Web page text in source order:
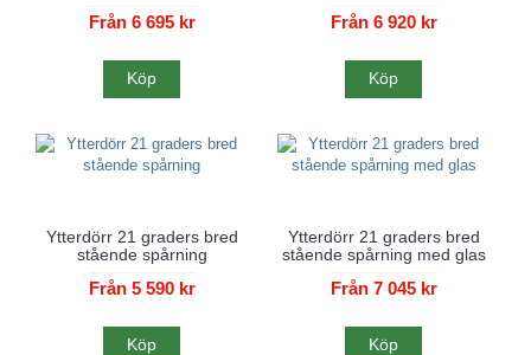
Från 6 695 kr
Köp
Från 6 920 kr
Köp
Ytterdörr 21 graders bred
stående spårning
Från 5 590 kr
Köp
Ytterdörr 21 graders bred
stående spårning med glas
Från 7 045 kr
Köp